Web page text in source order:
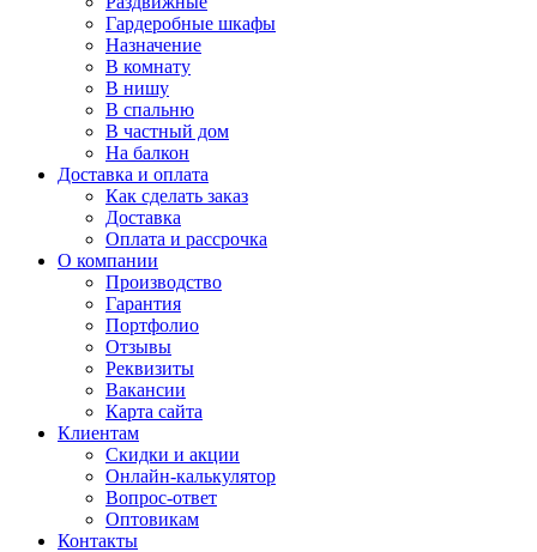
Гардеробные шкафы
Назначение
В комнату
В нишу
В спальню
В частный дом
На балкон
Доставка и оплата
Как сделать заказ
Доставка
Оплата и рассрочка
О компании
Производство
Гарантия
Портфолио
Отзывы
Реквизиты
Вакансии
Карта сайта
Клиентам
Скидки и акции
Онлайн-калькулятор
Вопрос-ответ
Оптовикам
Контакты